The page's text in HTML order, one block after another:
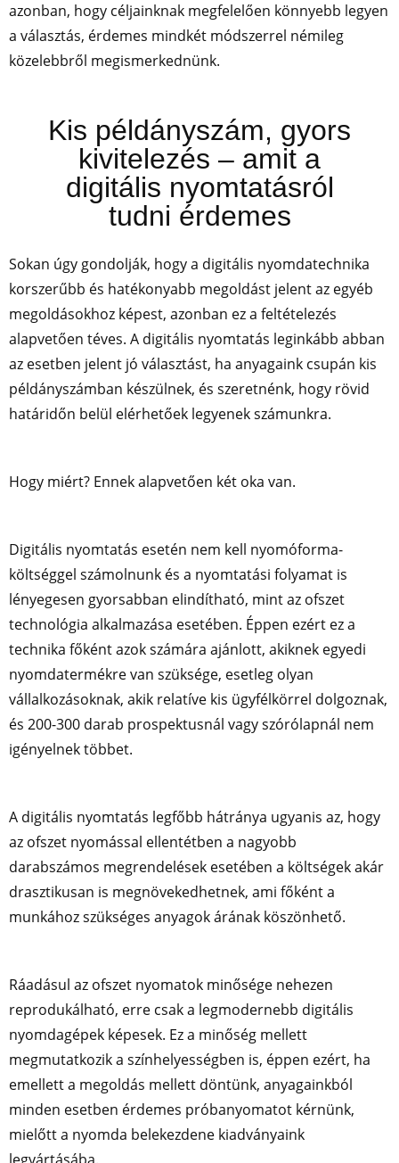
azonban, hogy céljainknak megfelelően könnyebb legyen
a választás, érdemes mindkét módszerrel némileg
közelebbről megismerkednünk.
Kis példányszám, gyors
kivitelezés – amit a
digitális nyomtatásról
tudni érdemes
Sokan úgy gondolják, hogy a digitális nyomdatechnika
korszerűbb és hatékonyabb megoldást jelent az egyéb
megoldásokhoz képest, azonban ez a feltételezés
alapvetően téves. A digitális nyomtatás leginkább abban
az esetben jelent jó választást, ha anyagaink csupán kis
példányszámban készülnek, és szeretnénk, hogy rövid
határidőn belül elérhetőek legyenek számunkra.
Hogy miért? Ennek alapvetően két oka van.
Digitális nyomtatás esetén nem kell nyomóforma-
költséggel számolnunk és a nyomtatási folyamat is
lényegesen gyorsabban elindítható, mint az ofszet
technológia alkalmazása esetében. Éppen ezért ez a
technika főként azok számára ajánlott, akiknek egyedi
nyomdatermékre van szüksége, esetleg olyan
vállalkozásoknak, akik relatíve kis ügyfélkörrel dolgoznak,
és 200-300 darab prospektusnál vagy szórólapnál nem
igényelnek többet.
A digitális nyomtatás legfőbb hátránya ugyanis az, hogy
az ofszet nyomással ellentétben a nagyobb
darabszámos megrendelések esetében a költségek akár
drasztikusan is megnövekedhetnek, ami főként a
munkához szükséges anyagok árának köszönhető.
Ráadásul az ofszet nyomatok minősége nehezen
reprodukálható, erre csak a legmodernebb digitális
nyomdagépek képesek. Ez a minőség mellett
megmutatkozik a színhelyességben is, éppen ezért, ha
emellett a megoldás mellett döntünk, anyagainkból
minden esetben érdemes próbanyomatot kérnünk,
mielőtt a nyomda belekezdene kiadványaink